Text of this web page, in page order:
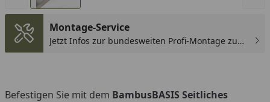
Montage-Service
Jetzt Infos zur bundesweiten Profi-Montage zum
Befestigen Sie mit dem BambusBASIS Seitliches